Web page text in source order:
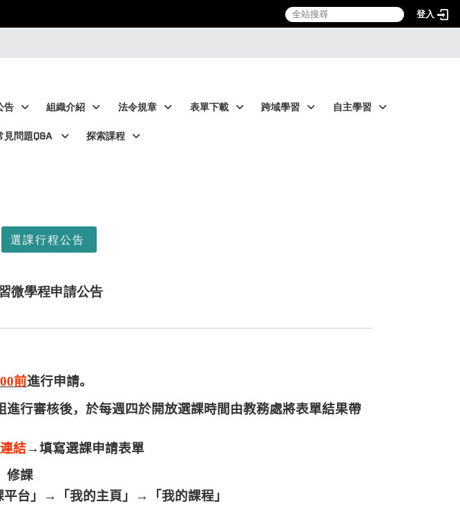
登入
告 組織介紹 法令規章 表單下載 跨域學習 自主學習
見問題Q&A 探索課程
選課行程公告
微學程申請公告
前進行申請。
行審核後，於每週四於開放選課時間由教務處將表單結果帶
結→填寫選課申請表單
修課
台」→「我的主頁」→「我的課程」